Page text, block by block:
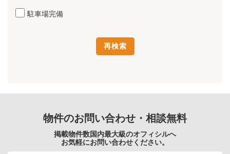
駐車場完備
物件のお問い合わせ・相談無料
掲載物件数国内最大級のオフィシルへ
お気軽にお問い合わせください。